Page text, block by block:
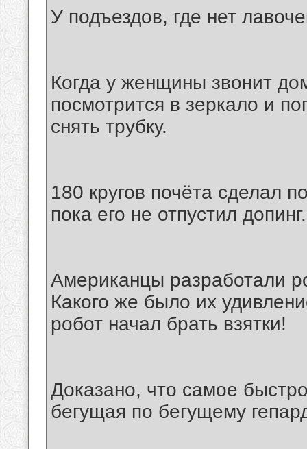
У подъездов, где нет
Когда у женщины звонит
посмотрится в зеркало и
снять трубку.
180 кругов почёта сделал
пока его не отпустил допинг.
Американцы разработали
Какого же было их
робот начал брать взятки!
Доказано, что самое
бегущая по бегущему